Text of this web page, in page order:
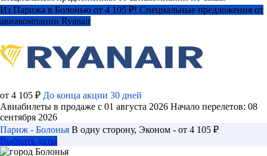
Из Парижа в Болонью от 4 105 ₽! Специальные предложения от
авиакомпании Ryanair
от 4 105 ₽ До конца акции 30 дней
Авиабилеты в продаже с 01 августа 2026 Начало перелетов: 08
сентября 2026
Париж - Болонья В одну сторону, Эконом - от 4 105 ₽
Выбрать даты